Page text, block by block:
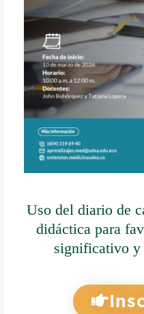
Uso del diario de
didáctica para
significativo y